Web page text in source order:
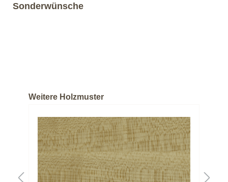
Sonderwünsche
Weitere Holzmuster